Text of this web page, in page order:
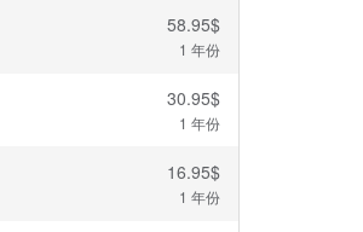
58.95$
1 年份
30.95$
1 年份
16.95$
1 年份